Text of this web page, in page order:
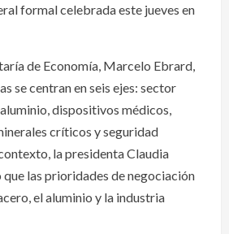
formal celebrada este jueves en
de Economía, Marcelo Ebrard,
se centran en seis ejes: sector
dispositivos médicos,
críticos y seguridad
la presidenta Claudia
que las prioridades de negociación
el aluminio y la industria